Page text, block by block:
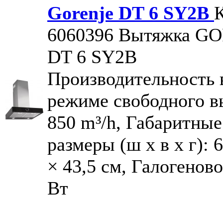
Gorenje DT 6 SY2B
6060396 Вытяжка
DT 6 SY2B
Производительность
режиме свободного
850 m³/h, Габаритные
размеры (ш х в х г):
× 43,5 см,
Вт